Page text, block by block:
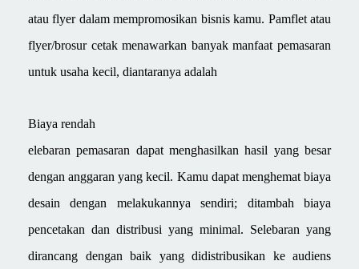
atau flyer dalam mempromosikan bisnis kamu. Pamflet atau
flyer/brosur cetak menawarkan banyak manfaat pemasaran
untuk usaha kecil, diantaranya adalah
Biaya rendah
elebaran pemasaran dapat menghasilkan hasil yang besar
dengan anggaran yang kecil. Kamu dapat menghemat biaya
desain dengan melakukannya sendiri; ditambah biaya
pencetakan dan distribusi yang minimal. Selebaran yang
dirancang dengan baik yang didistribusikan ke audiens